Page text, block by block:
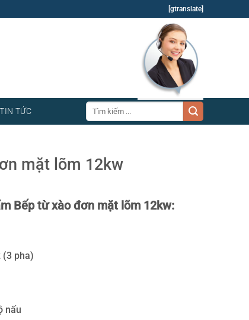
[gtranslate]
TIN TỨC
Tìm
kiếm:
mặt lõm 12kw
Bếp từ xào đơn mặt lõm 12kw:
(3 pha)
nấu